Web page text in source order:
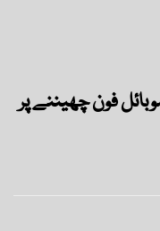
فون چھیننے پر